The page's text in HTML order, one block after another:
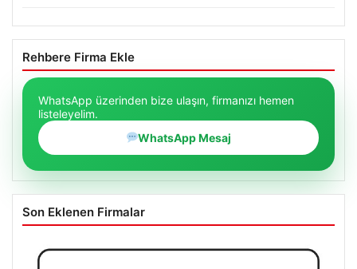
Rehbere Firma Ekle
WhatsApp üzerinden bize ulaşın, firmanızı hemen
listeleyelim.
WhatsApp Mesaj
Son Eklenen Firmalar